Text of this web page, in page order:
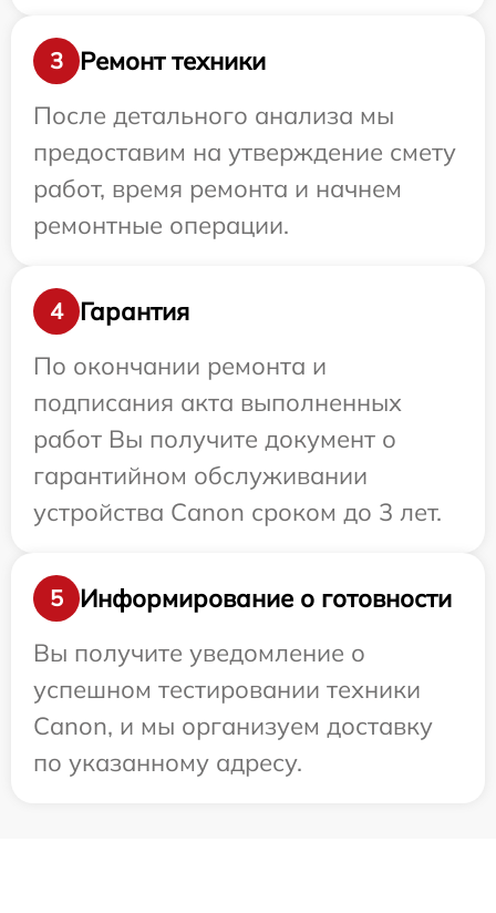
3
Ремонт техники
После детального анализа мы
предоставим на утверждение смету
работ, время ремонта и начнем
ремонтные операции.
4
Гарантия
По окончании ремонта и
подписания акта выполненных
работ Вы получите документ о
гарантийном обслуживании
устройства Canon сроком до 3 лет.
5
Информирование о готовности
Вы получите уведомление о
успешном тестировании техники
Canon, и мы организуем доставку
по указанному адресу.